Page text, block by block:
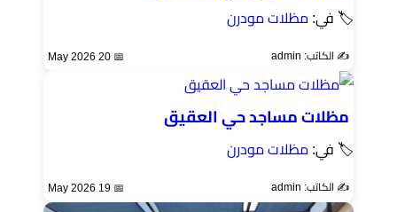
🏷 في: مظلات مودرن
✍️ الكاتب: admin 📅 20 May 2026
مظلات مساجد حي العقيق
🏷 في: مظلات مودرن
✍️ الكاتب: admin 📅 19 May 2026